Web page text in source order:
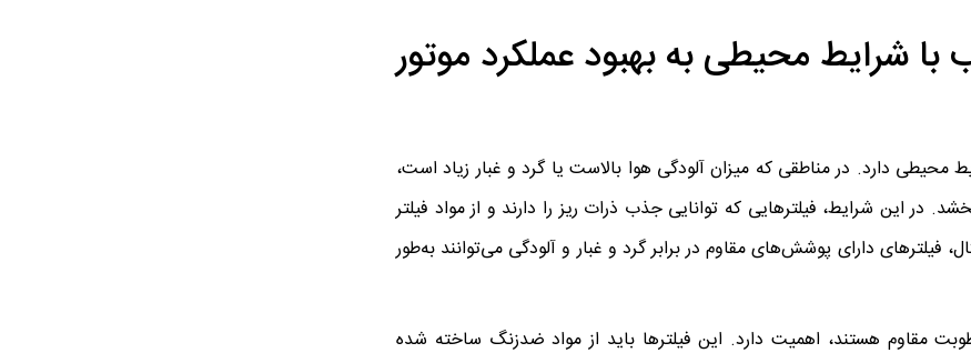
شرایط محیطی به بهبود عملکرد موتور
لیفان 620 بستگی زیادی به شرایط محیطی دارد. در مناطقی که میزان آلودگی هوا بالاست یا گرد و غبار زیاد است،
در این شرایط، فیلترهایی که توانایی جذب ذرات ریز را دارند و از مواد فیلتر
فیلترهای دارای پوشش‌های مقاوم در برابر گرد و غبار و آلودگی می‌توانند به‌طور
مقاوم هستند، اهمیت دارد. این فیلترها باید از مواد ضدزنگ ساخته شده